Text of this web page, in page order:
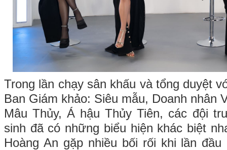
Trong lần chạy sân khấu và tổng duyệt
Ban Giám khảo: Siêu mẫu, Doanh nhân
Mâu Thủy, Á hậu Thủy Tiên, các đội
sinh đã có những biểu hiện khác biệt
Hoàng An gặp nhiều bối rối khi lần